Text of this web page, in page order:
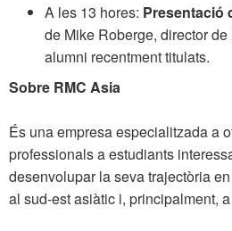
A les 13 hores: Presentació
de Mike Roberge, director de
alumni recentment titulats.
Sobre RMC Asia
És una empresa especialitzada a
professionals a estudiants
desenvolupar la seva trajectòria
al sud-est asiàtic i, principalment,